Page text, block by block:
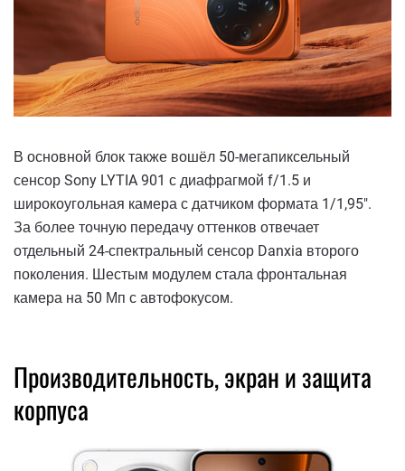
В основной блок также вошёл 50-мегапиксельный
сенсор Sony LYTIA 901 с диафрагмой f/1.5 и
широкоугольная камера с датчиком формата 1/1,95″.
За более точную передачу оттенков отвечает
отдельный 24-спектральный сенсор Danxia второго
поколения. Шестым модулем стала фронтальная
камера на 50 Мп с автофокусом.
Производительность, экран и защита
корпуса